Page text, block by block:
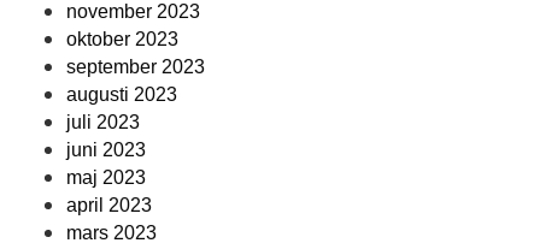
november 2023
oktober 2023
september 2023
augusti 2023
juli 2023
juni 2023
maj 2023
april 2023
mars 2023